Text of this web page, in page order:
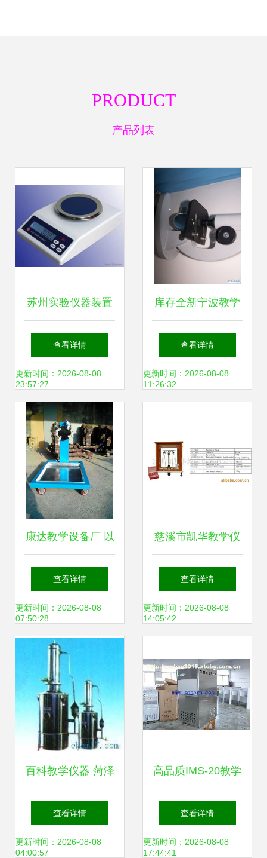
PRODUCT
产品列表
苏州实验仪器装置
批发 选择可靠厂家
保障教学质量
查看详情
更新时间：2026-08-08
23:57:27
库存全新宁波教学
仪器厂学生用显微
镜 经典设计的现代
查看详情
更新时间：2026-08-08
11:26:32
康达教学设备厂 以
匠心致教育，专业
教学仪器引领未来
查看详情
更新时间：2026-08-08
07:50:28
慈溪市凯华教学仪
器有限公司 — 天
平衡器产品系列精
查看详情
更新时间：2026-08-08
14:05:42
百科教学仪器 菏泽
不锈钢蒸馏水器与
其他实验装置的专
查看详情
更新时间：2026-08-08
04:00:57
高品质IMS-20教学
仪器火爆促销 价
格、厂家与供应商
查看详情
更新时间：2026-08-08
17:44:41